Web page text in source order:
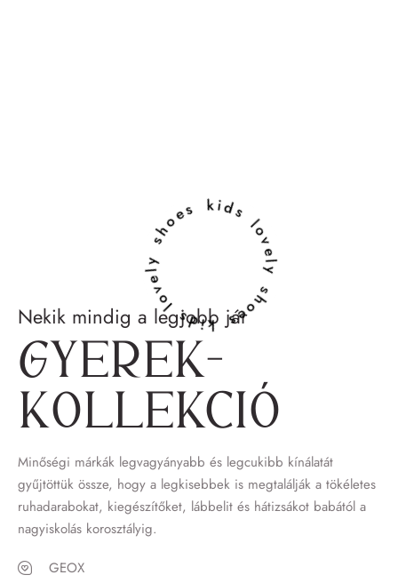
Nekik mindig a legjobb jár
Gyerek­
kollekció
Minőségi márkák legvagyányabb és legcukibb kínálatát
gyűjtöttük össze, hogy a legkisebbek is megtalálják a tökéletes
ruhadarabokat, kiegészítőket, lábbelit és hátizsákot babától a
nagyiskolás korosztályig.
GEOX
lovely shoes kids lovely shoes kids